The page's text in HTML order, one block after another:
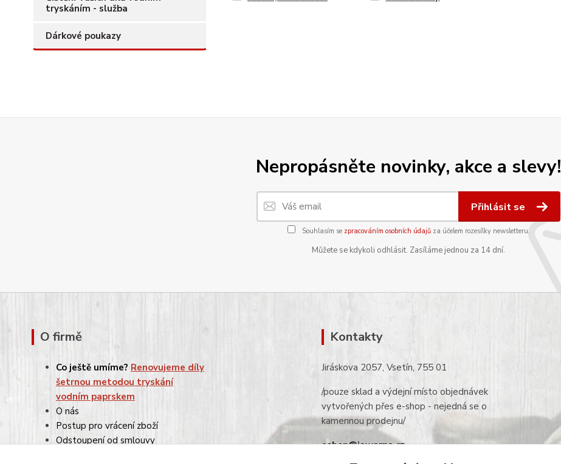
tryskáním - služba
Dárkové poukazy
Nepropásněte novinky, akce a slevy!
Přihlásit se
Souhlasím se zpracováním osobních údajůza účelem rozesílky newsletteru.
Můžete se kdykoli odhlásit. Zasíláme jednou za 14 dní.
O firmě
Co ještě umíme? Renovujeme díly
šetrnou metodou tryskání
vodním paprskem
O nás
Postup pro vrácení zboží
Odstoupení od smlouvy
Kontakty
Jiráskova 2057, Vsetín, 755 01
/pouze sklad a výdejní místo objednávek
vytvořených přes e-shop - nejedná se o
kamennou prodejnu/
eshop@jawarna.cz